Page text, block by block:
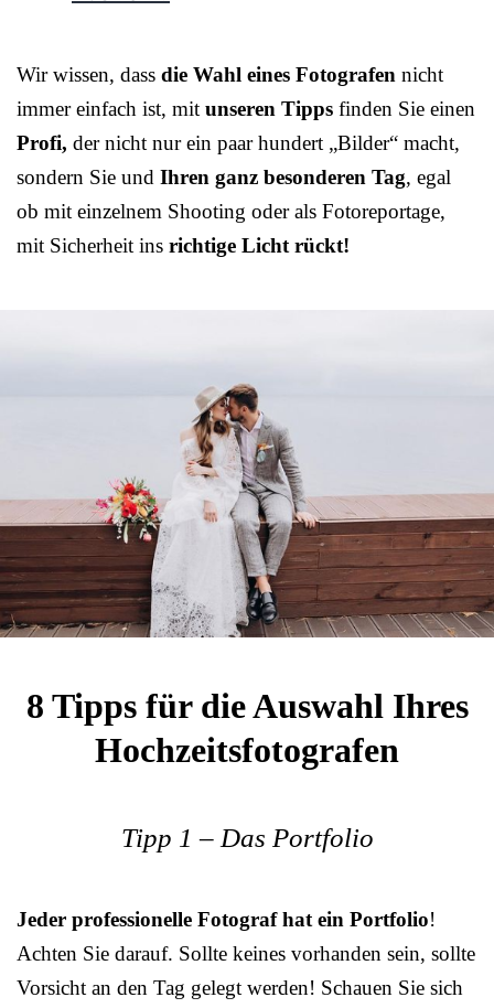
Wir wissen, dass die Wahl eines Fotografen nicht
immer einfach ist, mit unseren Tipps finden Sie einen
Profi, der nicht nur ein paar hundert „Bilder“ macht,
sondern Sie und Ihren ganz besonderen Tag, egal
ob mit einzelnem Shooting oder als Fotoreportage,
mit Sicherheit ins richtige Licht rückt!
8 Tipps für die Auswahl Ihres
Hochzeitsfotografen
Tipp 1 – Das Portfolio
Jeder professionelle Fotograf hat ein Portfolio!
Achten Sie darauf. Sollte keines vorhanden sein, sollte
Vorsicht an den Tag gelegt werden! Schauen Sie sich